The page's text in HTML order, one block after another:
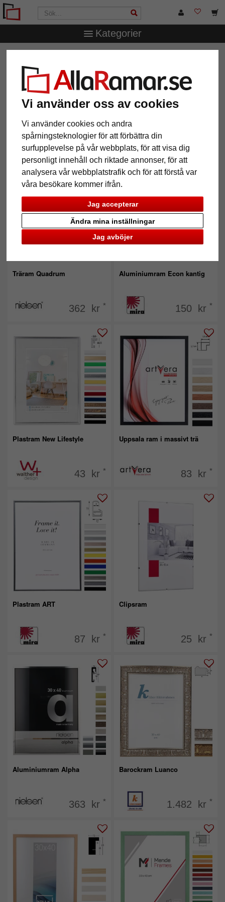
Vi använder oss av cookies
Vi använder cookies och andra
spårningsteknologier för att förbättra din
surfupplevelse på vår webbplats, för att visa dig
personligt innehåll och riktade annonser, för att
analysera vår webbplatstrafik och för att förstå var
våra besökare kommer ifrån.
Jag accepterar
Jag avböjer
Ändra mina inställningar
Kategorier
12 Artiklar Populärast
Grid
Träram Quadrum
362 kr *
Aluminiumram Econ kantig
150 kr *
Plastram New Lifestyle
43 kr *
Uppsala ram i massivt trä
83 kr *
Plastram ART
87 kr *
Clipsram
25 kr *
Aluminiumram Alpha
363 kr *
Barockram Luanco
1.482 kr *